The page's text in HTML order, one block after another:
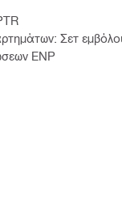
Σετ
ENP